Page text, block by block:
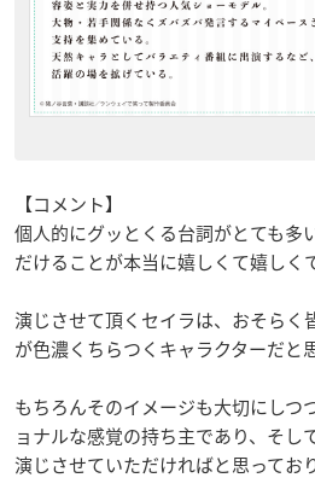
【コメント】
個人的にグッとくる台詞がとても多
だけることが本当に嬉しくて嬉しく
演じさせて頂くセイラは、おそらく
が色濃くちらつくキャラクターだと
もちろんそのイメージも大切にしつ
ョナルな感覚の持ち主であり、そし
演じさせていただければと思ってお